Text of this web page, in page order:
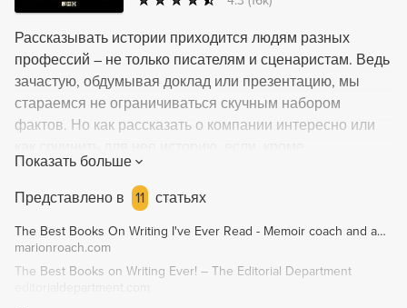
Рассказывать истории приходится людям разных
профессий – не только писателям и сценаристам. Ведь
зачастую, обдумывая доклад или презентацию, мы
стараемся не ограничиваться скучным набором
фактов. Но как рассказать о компании интересно или
разрозненной информации, больше ничего нет?
Модное слово «сторителлинг» придумал не Роберт
Макки, но именно он, будучи преподавателем
сценарного мастерства, к «рассказыванию историй»
подошел системно. Он предлагает отказаться от
набора сюжетов и создать драматическую структуру:
Показать больше
Представлено в
11 статьях
The Best Books On Writing I've Ever Read - Memoir coach and author Marion Roach
marionroach.com
The Best Books on Writing Ever! – The Editorial Department